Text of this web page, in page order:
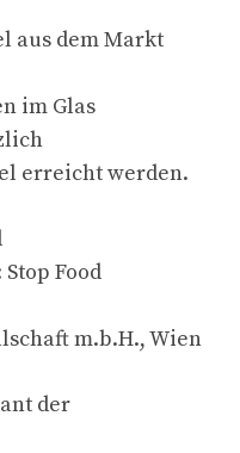
aus dem Markt
im Glas
erreicht werden.
Food
m.b.H., Wien
der